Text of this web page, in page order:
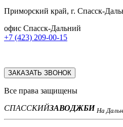
Приморский край, г. Спасск-
офис Спасск-Дальний
+7 (423) 209-00-15
ЗАКАЗАТЬ ЗВОНОК
Все права защищены
СПАССКИЙЗАВОДЖБИ На